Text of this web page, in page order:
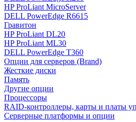
HP ProLiant MicroServer
DELL PowerEdge R6615
Гравитон
HP ProLiant DL20
HP ProLiant ML30
DELL PowerEdge T360
Опции для серверов (Brand)
Жесткие диски
Память
Другие опции
Процессоры
RAID-контроллеры, карты и платы
Серверные платформы и опции